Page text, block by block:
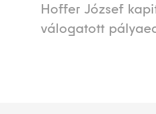
Hoffer József
válogatott